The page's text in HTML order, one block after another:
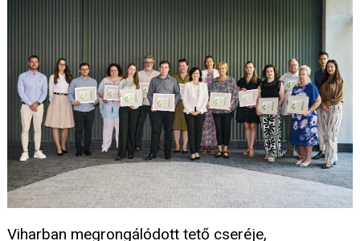
Viharban megrongálódott tető cseréje,